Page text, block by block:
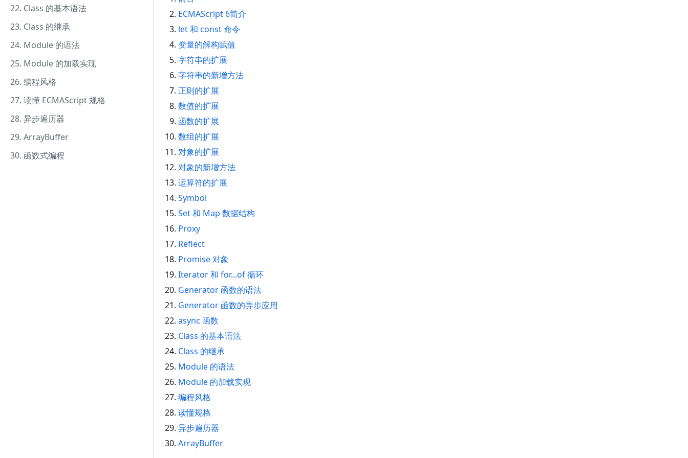
22. Class 的基本语法
23. Class 的继承
24. Module 的语法
25. Module 的加载实现
26. 编程风格
27. 读懂 ECMAScript 规格
28. 异步遍历器
29. ArrayBuffer
30. 函数式编程
ECMAScript 6简介
let 和 const 命令
变量的解构赋值
字符串的扩展
字符串的新增方法
正则的扩展
数值的扩展
函数的扩展
数组的扩展
对象的扩展
对象的新增方法
运算符的扩展
Symbol
Set 和 Map 数据结构
Proxy
Reflect
Promise 对象
Iterator 和 for...of 循环
Generator 函数的语法
Generator 函数的异步应用
async 函数
Class 的基本语法
Class 的继承
Module 的语法
Module 的加载实现
编程风格
读懂规格
异步遍历器
ArrayBuffer